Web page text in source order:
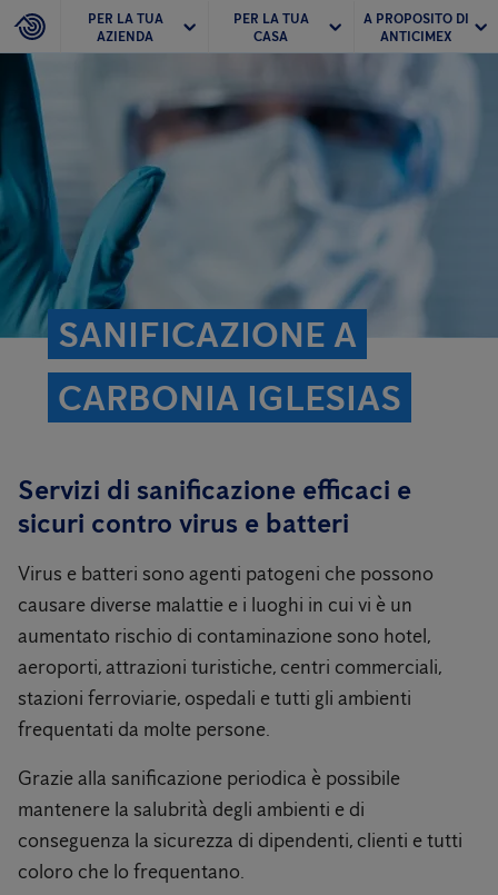
PER LA TUA
AZIENDA
PER LA TUA
CASA
A PROPOSITO DI
ANTICIMEX
SANIFICAZIONE A
CARBONIA IGLESIAS
Servizi di sanificazione efficaci e
sicuri contro virus e batteri
Virus e batteri sono agenti patogeni che possono
causare diverse malattie e i luoghi in cui vi è un
aumentato rischio di contaminazione sono hotel,
aeroporti, attrazioni turistiche, centri commerciali,
stazioni ferroviarie, ospedali e tutti gli ambienti
frequentati da molte persone.
Grazie alla sanificazione periodica è possibile
mantenere la salubrità degli ambienti e di
conseguenza la sicurezza di dipendenti, clienti e tutti
coloro che lo frequentano.